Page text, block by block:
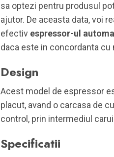
sa optezi pentru produsul
ajutor. De aceasta data, voi
efectiv espressor-ul
daca este in concordanta cu
Design
Acest model de espressor
placut, avand o carcasa de
control, prin intermediul
Specificatii